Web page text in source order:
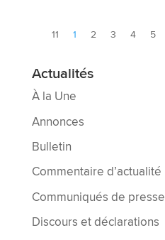
11
1 2 3 4 5
Actualités
À la Une
Annonces
Bulletin
Commentaire d’actualité
Communiqués de presse
Discours et déclarations